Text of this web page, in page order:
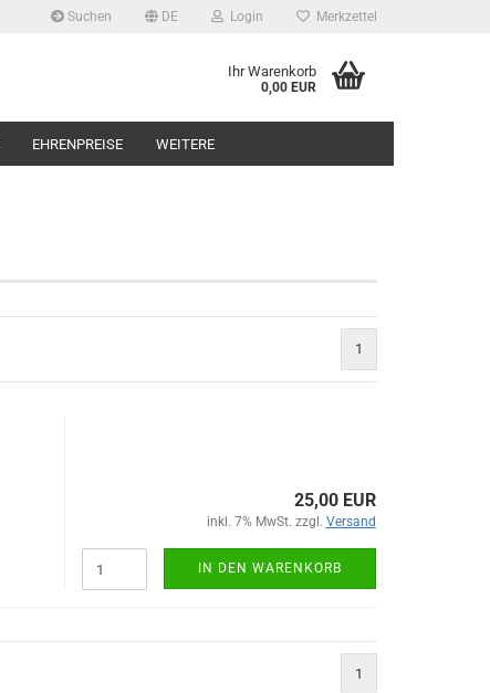
Suchen DE Login Merkzettel
Ihr Warenkorb
0,00 EUR
EHRENPREISE WEITERE
1
25,00 EUR
inkl. 7% MwSt. zzgl. Versand
IN DEN WARENKORB
1